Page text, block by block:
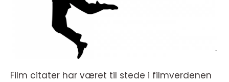
Film citater har været til stede i filmverdenen